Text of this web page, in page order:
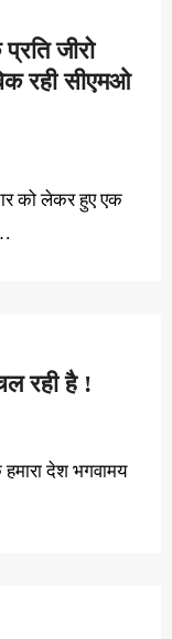
जीरो
रही सीएमओ
रही है !